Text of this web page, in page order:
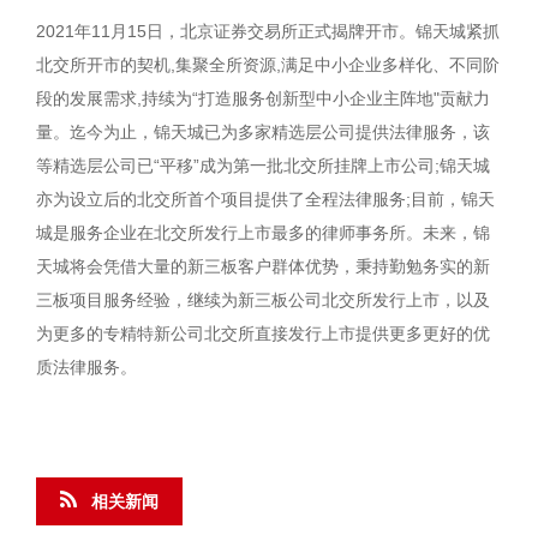
2021年11月15日，北京证券交易所正式揭牌开市。锦天城紧抓
北交所开市的契机,集聚全所资源,满足中小企业多样化、不同阶
段的发展需求,持续为“打造服务创新型中小企业主阵地"贡献力
量。迄今为止，锦天城已为多家精选层公司提供法律服务，该
等精选层公司已“平移”成为第一批北交所挂牌上市公司;锦天城
亦为设立后的北交所首个项目提供了全程法律服务;目前，锦天
城是服务企业在北交所发行上市最多的律师事务所。未来，锦
天城将会凭借大量的新三板客户群体优势，秉持勤勉务实的新
三板项目服务经验，继续为新三板公司北交所发行上市，以及
为更多的专精特新公司北交所直接发行上市提供更多更好的优
质法律服务。
相关新闻